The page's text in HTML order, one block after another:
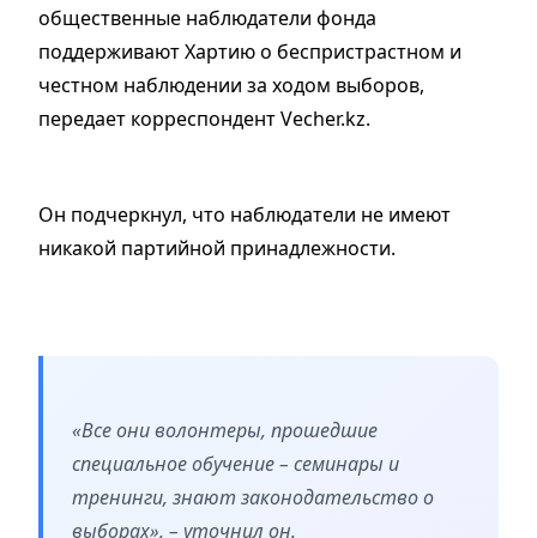
общественные наблюдатели фонда
поддерживают Хартию о беспристрастном и
честном наблюдении за ходом выборов,
передает корреспондент Vecher.kz.
Он подчеркнул, что наблюдатели не имеют
никакой партийной принадлежности.
«Все они волонтеры, прошедшие
специальное обучение – семинары и
тренинги, знают законодательство о
выборах», – уточнил он.